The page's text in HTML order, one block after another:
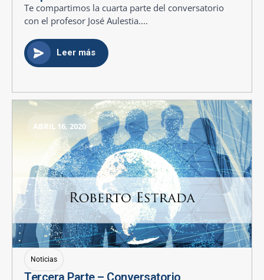
Te compartimos la cuarta parte del conversatorio
con el profesor José Aulestia....
Leer más
ABRIL 16, 2020
Noticias
Tercera Parte – Conversatorio